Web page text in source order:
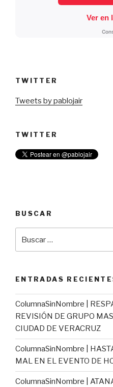
TWITTER
Tweets by pablojair
TWITTER
BUSCAR
por:
ENTRADAS
ColumnaSinNombre |
REVISIÓN DE GRUPO
CIUDAD DE VERACRUZ
ColumnaSinNombre |
MAL EN EL EVENTO DE
ColumnaSinNombre |